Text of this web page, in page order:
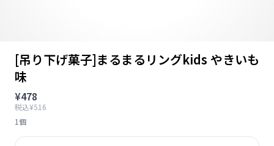
[吊り下げ菓子]まるまるリングkids やきいも
味
¥478
税込¥516
1個